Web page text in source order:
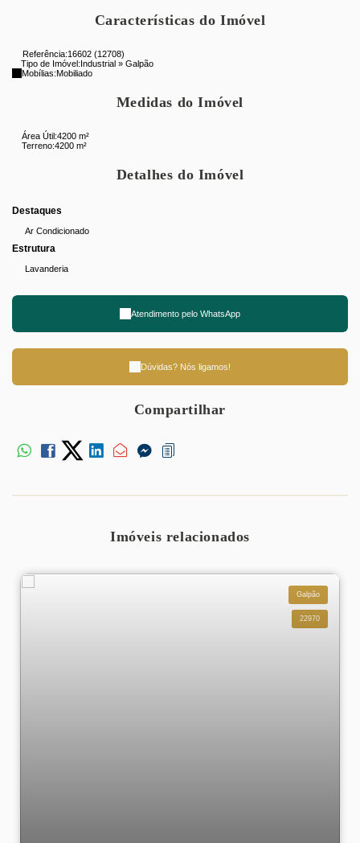
Características do Imóvel
Referência:16602 (12708)
Tipo de Imóvel:Industrial » Galpão
Mobílias:Mobiliado
Medidas do Imóvel
Área Útil:4200 m²
Terreno:4200 m²
Detalhes do Imóvel
Destaques
Ar Condicionado
Estrutura
Lavanderia
Atendimento pelo WhatsApp
Dúvidas? Nós ligamos!
Compartilhar
Imóveis relacionados
Galpão
22970